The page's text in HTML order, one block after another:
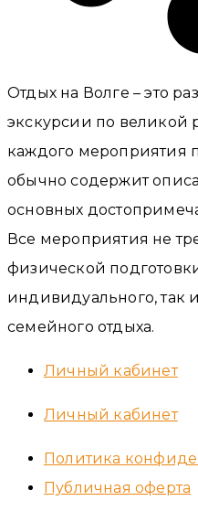
Отдых на Волге – это
экскурсии по великой
каждого мероприятия
обычно содержит
основных
Все мероприятия не
физической
индивидуального, так
семейного отдыха.
Личный кабинет
Личный кабинет
Политика
Публичная оферта